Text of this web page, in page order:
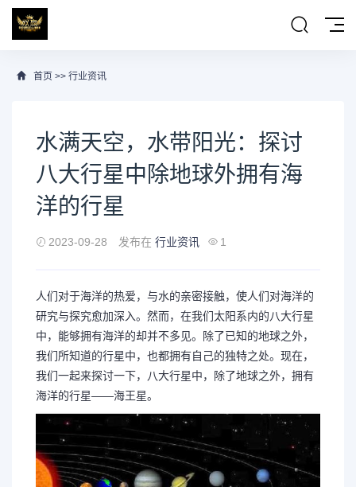
首页 >> 行业资讯
水满天空，水带阳光：探讨
八大行星中除地球外拥有海
洋的行星
2023-09-28 发布在 行业资讯 1
人们对于海洋的热爱，与水的亲密接触，使人们对海洋的
研究与探究愈加深入。然而，在我们太阳系内的八大行星
中，能够拥有海洋的却并不多见。除了已知的地球之外，
我们所知道的行星中，也都拥有自己的独特之处。现在，
我们一起来探讨一下，八大行星中，除了地球之外，拥有
海洋的行星——海王星。